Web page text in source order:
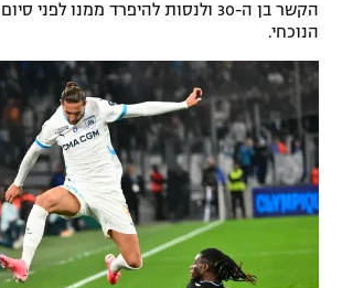
רשיון להקרנה פומבית לבית עסק
הצטרפות לחבילת הערוצים
לוח דרושים – ג'ובנט
תגיות
הקשר בן ה-30 ולנסות להיפרד ממנו
הנוכחי.